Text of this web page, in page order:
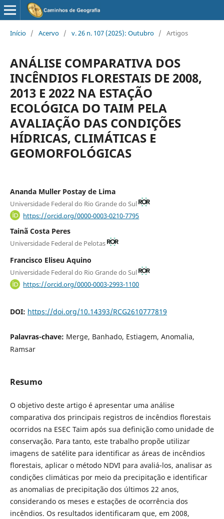
Início / Acervo / v. 26 n. 107 (2025): Outubro / Artigos
ANÁLISE COMPARATIVA DOS
INCÊNDIOS FLORESTAIS DE 2008,
2013 E 2022 NA ESTAÇÃO
ECOLÓGICA DO TAIM PELA
AVALIAÇÃO DAS CONDIÇÕES
HÍDRICAS, CLIMÁTICAS E
GEOMORFOLÓGICAS
Ananda Muller Postay de Lima
Universidade Federal do Rio Grande do Sul
https://orcid.org/0000-0003-0210-7795
Tainã Costa Peres
Universidade Federal de Pelotas
Francisco Eliseu Aquino
Universidade Federal do Rio Grande do Sul
https://orcid.org/0000-0003-2993-1100
DOI: https://doi.org/10.14393/RCG2610777819
Palavras-chave: Merge, Banhado, Estiagem, Anomalia,
Ramsar
Resumo
O objetivo deste artigo é apresentar uma análise
comparativa dos principais registros de incêndios florestais
ocorridos na ESEC Taim após sua definição como unidade de
conservação. Para tanto, este trabalho propõe utilizar
imagens de satélite para identificar as áreas de incêndios
florestais, aplicar o método NDVI para avaliá-los, analisar as
condições climáticas por meio da precipitação e identificar
as anomalias de precipitação dos últimos 22 anos,
considerando os meses e estações de ocorrência dos
incêndios. Os resultados identificaram que, em 2008,